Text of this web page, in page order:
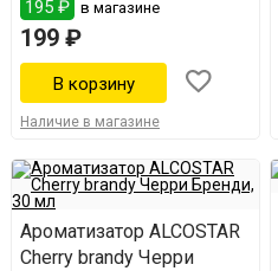
195 ₽ в магазине
199 ₽
Наличие в магазине
Ароматизатор ALCOSTAR
Cherry brandy Черри